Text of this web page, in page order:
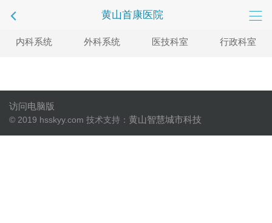
黄山首康医院
内科系统 外科系统 医技科室 行政科室
访问电脑版
© 2019 hsskyy.com 技术支持： 黄山智慧城市科技